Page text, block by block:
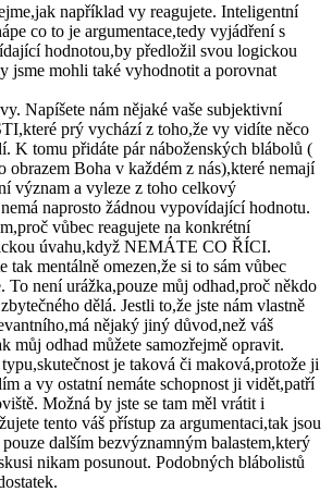
například vy reagujete. Inteligentní
co to je argumentace,tedy vyjádření s
hodnotou,by předložil svou logickou
jsme mohli také vyhodnotit a porovnat
Napíšete nám nějaké vaše subjektivní
prý vychází z toho,že vy vidíte něco
K tomu přidáte pár náboženských blábolů (
obrazem Boha v každém z nás),které nemají
význam a vyleze z toho celkový
naprosto žádnou vypovídající hodnotu.
vůbec reagujete na konkrétní
úvahu,když NEMÁTE CO ŘÍCI.
tak mentálně omezen,že si to sám vůbec
To není urážka,pouze můj odhad,proč někdo
dělá. Jestli to,že jste nám vlastně
nějaký jiný důvod,než váš
můj odhad můžete samozřejmě opravit.
je taková či maková,protože ji
a vy ostatní nemáte schopnost ji vidět,patří
Možná by jste se tam měl vrátit i
tento váš přístup za argumentaci,tak jsou
dalším bezvýznamným balastem,který
nikam posunout. Podobných blábolistů